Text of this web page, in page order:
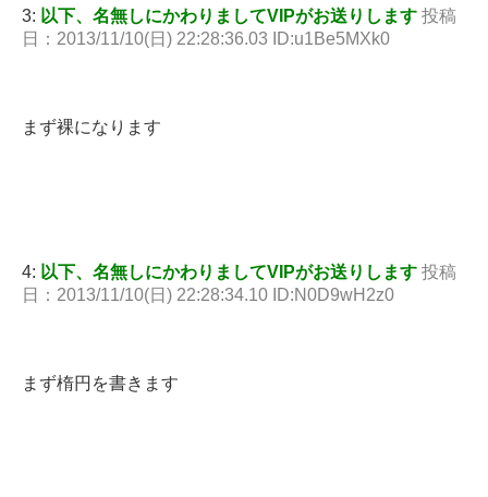
3: 以下、名無しにかわりましてVIPがお送りします 投稿
日：2013/11/10(日) 22:28:36.03 ID:u1Be5MXk0
まず裸になります
4: 以下、名無しにかわりましてVIPがお送りします 投稿
日：2013/11/10(日) 22:28:34.10 ID:N0D9wH2z0
まず楕円を書きます